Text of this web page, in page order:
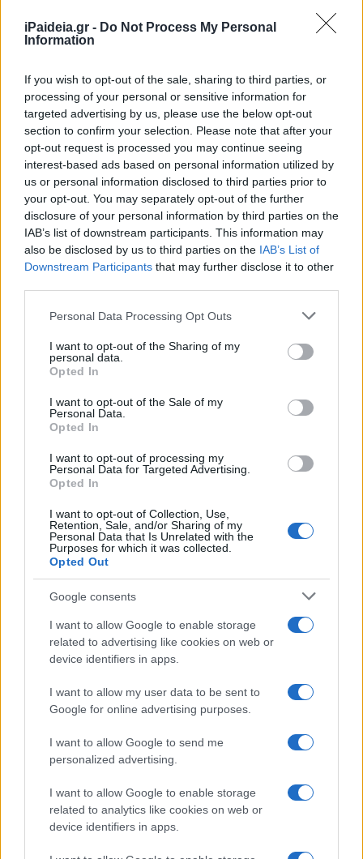
iPaideia.gr - Do Not Process My Personal
Information
If you wish to opt-out of the sale, sharing to third parties, or
processing of your personal or sensitive information for
targeted advertising by us, please use the below opt-out
section to confirm your selection. Please note that after your
opt-out request is processed you may continue seeing
interest-based ads based on personal information utilized by
us or personal information disclosed to third parties prior to
your opt-out. You may separately opt-out of the further
disclosure of your personal information by third parties on the
IAB’s list of downstream participants. This information may
also be disclosed by us to third parties on the IAB’s List of
Downstream Participants that may further disclose it to other
Please note that this website/app uses one or more Google
not limited to your visit or usage behaviour. You may click to
grant or deny consent to Google and its third-party tags to
use your data for below specified purposes in below Google
consent section.
Personal Data Processing Opt Outs
I want to opt-out of the Sharing of my
personal data.
Opted In
I want to opt-out of the Sale of my
Personal Data.
Opted In
I want to opt-out of processing my
Personal Data for Targeted Advertising.
Opted In
I want to opt-out of Collection, Use,
Retention, Sale, and/or Sharing of my
Personal Data that Is Unrelated with the
Purposes for which it was collected.
Opted Out
Google consents
I want to allow Google to enable storage
related to advertising like cookies on web or
device identifiers in apps.
I want to allow my user data to be sent to
Google for online advertising purposes.
I want to allow Google to send me
personalized advertising.
I want to allow Google to enable storage
related to analytics like cookies on web or
device identifiers in apps.